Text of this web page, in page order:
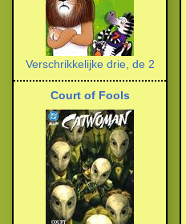
Verschrikkelijke drie, de 2
Court of Fools